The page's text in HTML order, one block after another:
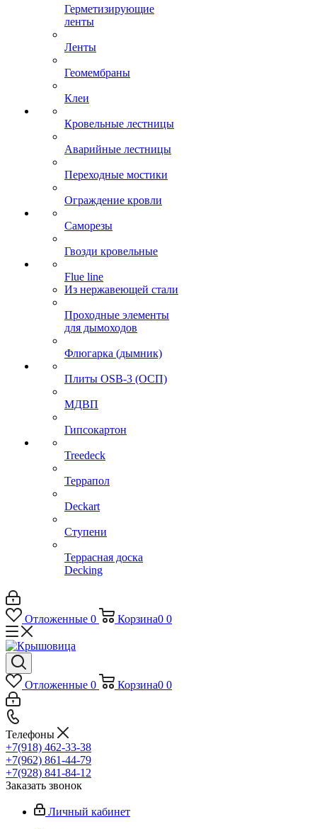
Герметизирующие
ленты
Ленты
Геомембраны
Клеи
Кровельные лестницы
Аварийные лестницы
Переходные мостики
Ограждение кровли
Саморезы
Гвозди кровельные
Flue line
Из нержавеющей стали
Проходные элементы
для дымоходов
Флюгарка (дымник)
Плиты OSB-3 (ОСП)
МДВП
Гипсокартон
Treedeck
Террапол
Deckart
Ступени
Террасная доска
Decking
Отложенные 0 Корзина0 0
Отложенные 0 Корзина0 0
Телефоны
+7(918) 462-33-38
+7(962) 861-44-79
+7(928) 841-84-12
Заказать звонок
Личный кабинет